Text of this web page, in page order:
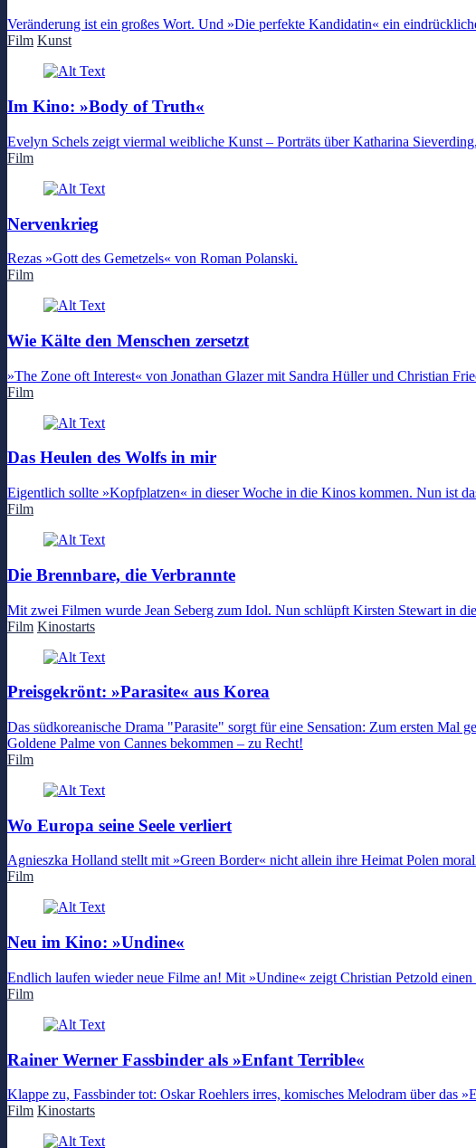
Veränderung ist ein großes Wort. Und »Die perfekte Kandidatin« ein
Film Kunst
Im Kino: »Body of Truth«
Evelyn Schels zeigt viermal weibliche Kunst – Porträts über Katharina
Film
Nervenkrieg
Rezas »Gott des Gemetzels« von Roman Polanski.
Film
Wie Kälte den Menschen zersetzt
»The Zone oft Interest« von Jonathan Glazer mit Sandra Hüller und Christian
Film
Das Heulen des Wolfs in mir
Eigentlich sollte »Kopfplatzen« in dieser Woche in die Kinos kommen. Nun ist
Film
Die Brennbare, die Verbrannte
Mit zwei Filmen wurde Jean Seberg zum Idol. Nun schlüpft Kirsten Stewart in
Film Kinostarts
Preisgekrönt: »Parasite« aus Korea
Das südkoreanische Drama "Parasite" sorgt für eine Sensation: Zum ersten Mal
Goldene Palme von Cannes bekommen – zu Recht!
Film
Wo Europa seine Seele verliert
Agnieszka Holland stellt mit »Green Border« nicht allein ihre Heimat Polen
Film
Neu im Kino: »Undine«
Endlich laufen wieder neue Filme an! Mit »Undine« zeigt Christian Petzold
Film
Rainer Werner Fassbinder als »Enfant Terrible«
Klappe zu, Fassbinder tot: Oskar Roehlers irres, komisches Melodram über das
Film Kinostarts